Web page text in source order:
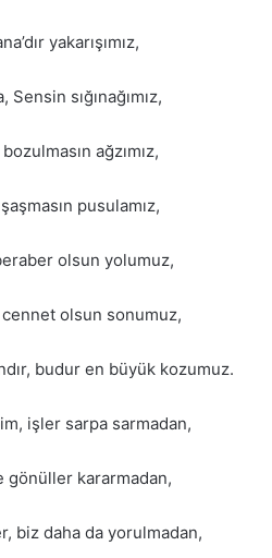
yakarışımız,
Sensin sığınağımız,
ağzımız,
pusulamız,
olsun yolumuz,
cennet olsun sonumuz,
budur en büyük kozumuz.
işler sarpa sarmadan,
gönüller kararmadan,
biz daha da yorulmadan,